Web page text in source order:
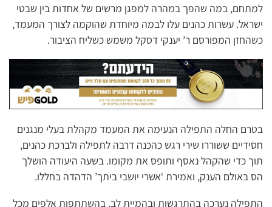
למתחם, במה שהפך במהרה למפגן מרשים של אחדות בין שבטי
ישראל. עשרות כהנים עלו לבמה מיוחדת שהוקמה לצורך המעמד,
כשהחזן המפורסם ר’ יענקי דסקל משמש כשליח הציבור.
בטרם החלה התפילה הנעימה את המעמד מקהלת בעלי מנגנים
חסידיים ששוררו שירי רגש כהכנה דרבה לתפילה ולברכת כהנים,
תוך כדי שהקהל נאסף ותופס את מקומו. בשעה היעודה הושלך
הס באולם הענק, ואמירת ‘אשרי יושבי ביתך’ הדהדה בחללו.
התפילה נערכה בהתרגשות ובהמיית לב, בהשתתפות אלפים מכל